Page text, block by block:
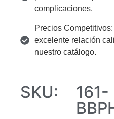
complicaciones.
Precios
excelente relación
nuestro catálogo.
SKU:
161-